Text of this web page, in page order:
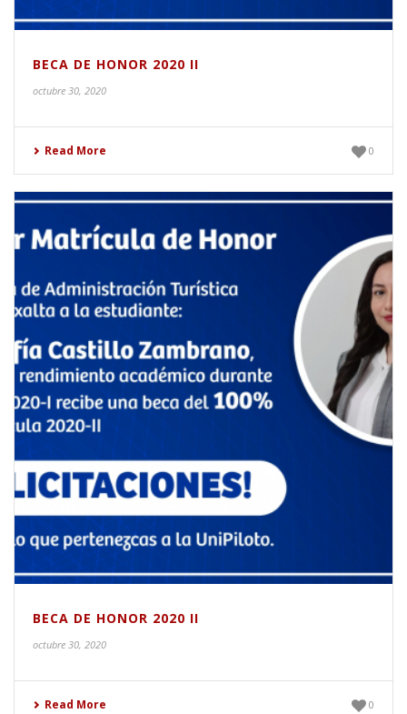
BECA DE HONOR 2020 II
octubre 30, 2020
Read More 0
BECA DE HONOR 2020 II
octubre 30, 2020
Read More 0